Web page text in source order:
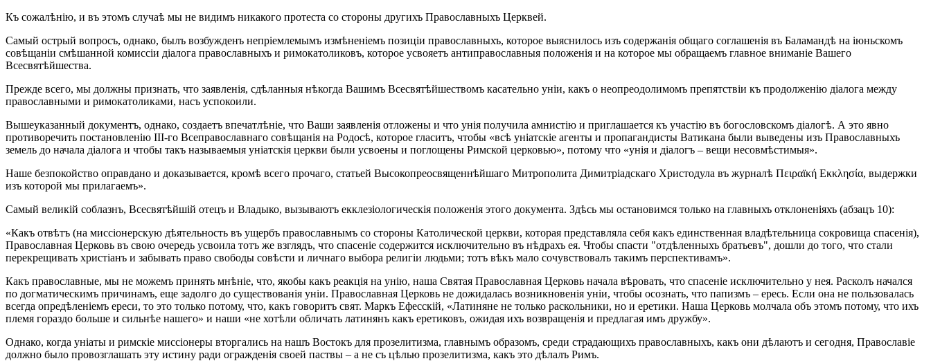
Къ сожалѣнію, и въ этомъ случаѣ мы не видимъ никакого протеста со стороны другихъ Православныхъ Церквей.
Самый острый вопросъ, однако, былъ возбужденъ непріемлемымъ измѣненіемъ позиціи православныхъ, которое выяснилось изъ содержанія общаго соглашенія въ Баламандѣ на іюньскомъ
совѣщаніи смѣшанной комиссіи діалога православныхъ и римокатоликовъ, которое усвояетъ антиправославныя положенія и на которое мы обращаемъ главное вниманіе Вашего
Всесвятѣйшества.
Прежде всего, мы должны признать, что заявленія, сдѣланныя нѣкогда Вашимъ Всесвятѣйшествомъ касательно уніи, какъ о неопреодолимомъ препятствіи къ продолженію діалога между
православными и римокатоликами, насъ успокоили.
Вышеуказанный документъ, однако, создаетъ впечатлѣніе, что Ваши заявленія отложены и что унія получила амнистію и приглашается къ участію въ богословскомъ діалогѣ. А это явно
противоречить постановленію ІІІ-го Всеправославнаго совѣщанія на Родосѣ, которое гласитъ, чтобы «всѣ уніатскіе агенты и пропагандисты Ватикана были выведены изъ Православныхъ
земель до начала діалога и чтобы такъ называемыя уніатскія церкви были усвоены и поглощены Римской церковью», потому что «унія и діалогъ – вещи несовмѣстимыя».
Наше безпокойство оправдано и доказывается, кромѣ всего прочаго, статьей Высокопреосвященнѣйшаго Митрополита Димитріадскаго Христодула въ журналѣ Πειραϊκή Εκκλησία, выдержки
изъ которой мы прилагаемъ».
Самый великій соблазнъ, Всесвятѣйшій отецъ и Владыко, вызываютъ екклезіологическія положенія этого документа. Здѣсь мы остановимся только на главныхъ отклоненіяхъ (абзацъ 10):
«Какъ отвѣтъ (на миссіонерскую дѣятельность въ ущербъ православнымъ со стороны Католической церкви, которая представляла себя какъ единственная владѣтельница сокровища спасенія),
Православная Церковь въ свою очередь усвоила тотъ же взглядъ, что спасеніе содержится исключительно въ нѣдрахъ ея. Чтобы спасти "отдѣленныхъ братьевъ", дошли до того, что стали
перекрещивать христіанъ и забывать право свободы совѣсти и личнаго выбора религіи людьми; тотъ вѣкъ мало сочувствовалъ такимъ перспективамъ».
Какъ православные, мы не можемъ принять мнѣніе, что, якобы какъ реакція на унію, наша Святая Православная Церковь начала вѣровать, что спасеніе исключительно у нея. Расколъ начался
по догматическимъ причинамъ, еще задолго до существованія уніи. Православная Церковь не дожидалась возникновенія уніи, чтобы осознать, что папизмъ – ересь. Если она не пользовалась
всегда опредѣленіемъ ереси, то это только потому, что, какъ говоритъ свят. Маркъ Ефесскій, «Латиняне не только раскольники, но и еретики. Наша Церковь молчала объ этомъ потому, что ихъ
племя гораздо больше и сильнѣе нашего» и наши «не хотѣли обличать латинянъ какъ еретиковъ, ожидая ихъ возвращенія и предлагая имъ дружбу».
Однако, когда уніаты и римскіе миссіонеры вторгались на нашъ Востокъ для прозелитизма, главнымъ образомъ, среди страдающихъ православныхъ, какъ они дѣлаютъ и сегодня, Православіе
должно было провозглашать эту истину ради огражденія своей паствы – а не съ цѣлью прозелитизма, какъ это дѣлалъ Римъ.